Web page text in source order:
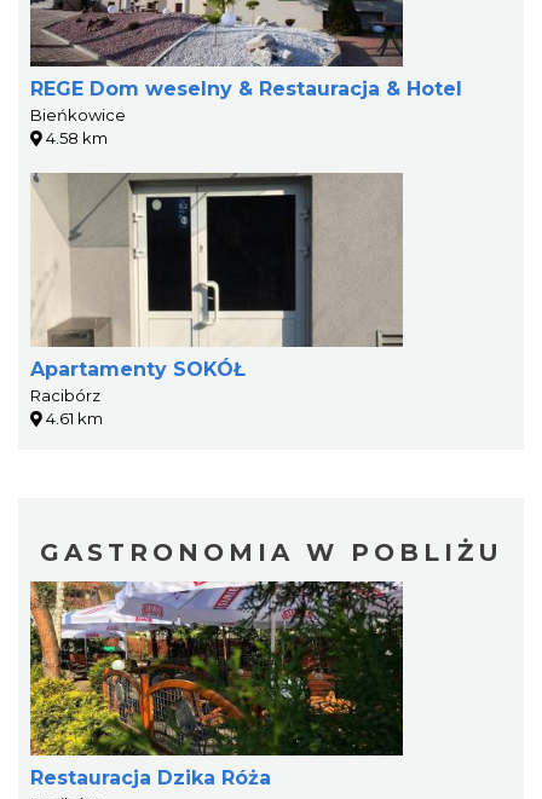
REGE Dom weselny & Restauracja & Hotel
Bieńkowice
4.58 km
Apartamenty SOKÓŁ
Racibórz
4.61 km
GASTRONOMIA W POBLIŻU
Restauracja Dzika Róża